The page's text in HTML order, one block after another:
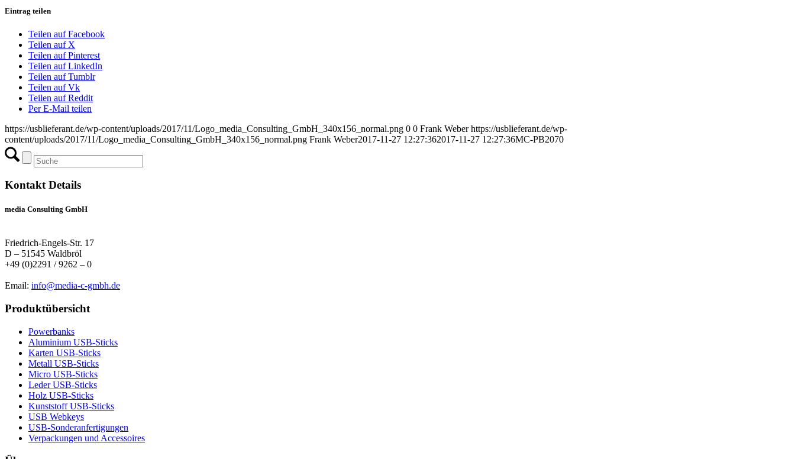
Eintrag teilen
Teilen auf Facebook
Teilen auf X
Teilen auf Pinterest
Teilen auf LinkedIn
Teilen auf Tumblr
Teilen auf Vk
Teilen auf Reddit
Per E-Mail teilen
https://usblieferant.de/wp-content/uploads/2017/11/Logo_media_Consulting_GmbH_340x156_normal.png 0 0 Frank Weber https://usblieferant.de/wp-
content/uploads/2017/11/Logo_media_Consulting_GmbH_340x156_normal.png Frank Weber2017-11-27 12:27:362017-11-27 12:27:36MC-PB2070
Kontakt Details
media Consulting GmbH
Friedrich-Engels-Str. 17
D – 51545 Waldbröl
+49 (0)2291 / 9262 – 0
Email: info@media-c-gmbh.de
Produktübersicht
Powerbanks
Aluminium USB-Sticks
Karten USB-Sticks
Metall USB-Sticks
Micro USB-Sticks
Leder USB-Sticks
Holz USB-Sticks
Kunststoff USB-Sticks
USB Webkeys
USB-Sonderanfertigungen
Verpackungen und Accessoires